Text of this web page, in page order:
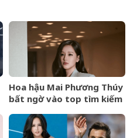
Hoa hậu Mai Phương Thúy
bất ngờ vào top tìm kiếm